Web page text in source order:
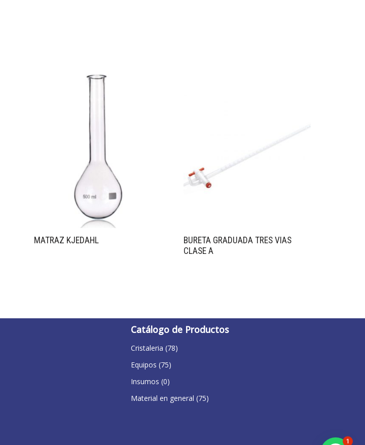
MATRAZ KJEDAHL
BURETA GRADUADA TRES VIAS
CLASE A
Catálogo de Productos
Cristaleria (78)
Equipos (75)
Insumos (0)
Material en general (75)
1